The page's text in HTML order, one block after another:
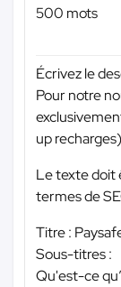
500 mots
Écrivez le
Pour notre
up
Le texte doit
termes de
Titre :
Sous-titres :
Qu'est-ce